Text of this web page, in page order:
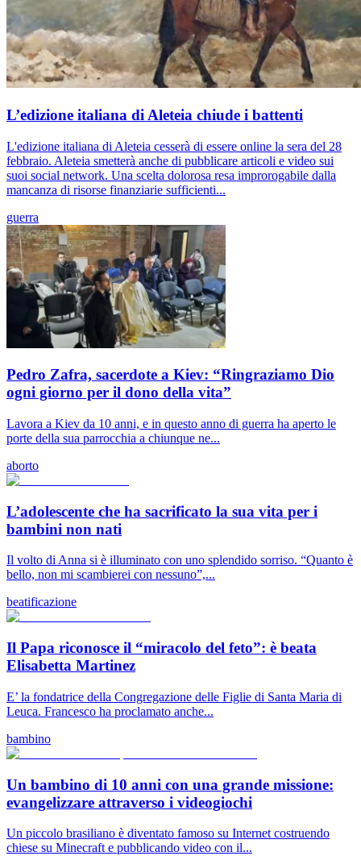
L’edizione italiana di Aleteia chiude i battenti
L'edizione italiana di Aleteia cesserà di essere online la sera del 28
febbraio. Aleteia smetterà anche di pubblicare articoli e video sui
suoi social network. Una scelta dolorosa resa improrogabile dalla
mancanza di risorse finanziarie sufficienti...
guerra
Pedro Zafra, sacerdote a Kiev: “Ringraziamo Dio
ogni giorno per il dono della vita”
Lavora a Kiev da 10 anni, e in questo anno di guerra ha aperto le
porte della sua parrocchia a chiunque ne...
aborto
L’adolescente che ha sacrificato la sua vita per i
bambini non nati
Il volto di Anna si è illuminato con uno splendido sorriso. “Quanto è
bello, non mi scambierei con nessuno”,...
beatificazione
Il Papa riconosce il “miracolo del feto”: è beata
Elisabetta Martinez
E’ la fondatrice della Congregazione delle Figlie di Santa Maria di
Leuca. Francesco ha proclamato anche...
bambino
Un bambino di 10 anni con una grande missione:
evangelizzare attraverso i videogiochi
Un piccolo brasiliano è diventato famoso su Internet costruendo
chiese su Minecraft e pubblicando video con il...